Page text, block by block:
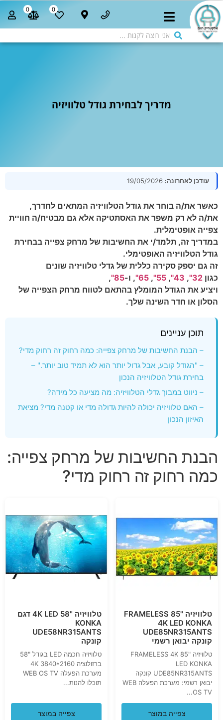
0
0
מדריך לבחירת גודל טלוויזיה
עודכן לאחרונה:
כאשר את/ה בוחר את גודל הטלוויזיה המתאים לחדרך,
את/ה לא רק משפר את האסתטיקה אלא גם מבטיח/ה חוויית
צפייה אופטימלית.
במדריך זה, תלמד/י את החשיבות של מרחק צפייה בבחירת
גודל הטלוויזיה האופטימלי.
זה גם יספק סקירה כללית של גדלי טלוויזיה שונים
כגון 32"
,
43"
,
55"
,
65" , ו-85"
,
ויציע את הגודל המומלץ בהתאם לטווח מרחק הצפייה של
הסלון או חדר השינה שלך.
תוכן עניינים
– הבנת החשיבות של מרחק צפייה: כמה רחוק זה רחוק מדי?
– "הגודל קובע, אבל גדול יותר הוא לא תמיד טוב יותר." –
בחירת גודל הטלוויזיה הנכון
– ניווט במבוך גדלי הטלוויזיה: מה מציעה כל מידה?
– האם טלוויזיה יכולה להיות גדולה מדי או קטנה מדי? מציאת
האיזון הנכון
הבנת החשיבות של מרחק צפייה:
כמה רחוק זה רחוק מדי?
טלוויזיה "85 FRAMELESS
4K LED KONKA
UDE85NR315ANTS
קונקה יבואן רשמי
טלוויזיה "85 FRAMELESS 4K
LED KONKA
UDE85NR315ANTS קונקה
יבואן רשמי: מערכת הפעלה WEB
OS TV...
צפייה במוצר
טלוויזיה "58 4K LED דגם
KONKA
UDE58NR315ANTS
קונקה
טלוויזיה חכמה LED בגודל "58
ברזולוציה 4K 3840*2160
מערכת הפעלה WEB OS TV
תוכלו להנות...
צפייה במוצר